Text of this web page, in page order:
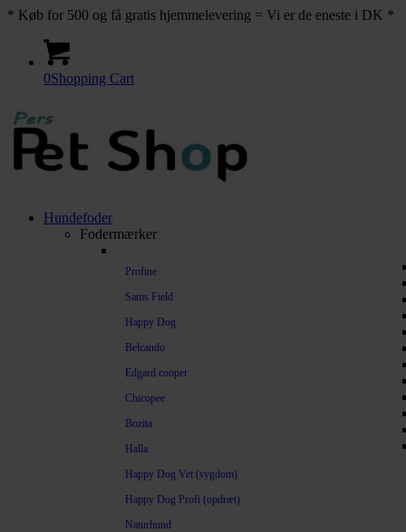
* Køb for 500 og få gratis hjemmelevering = Vi er de eneste i DK *
0Shopping Cart
Hundefoder
Fodermærker
Profine
Sams Field
Happy Dog
Belcando
Edgard cooper
Chicopee
Bozita
Halla
Happy Dog Vet (sygdom)
Happy Dog Profi (opdræt)
Naturhund